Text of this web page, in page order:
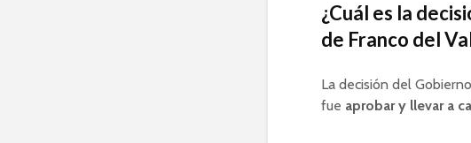
¿Cuál es la
de Franco del
La decisión del
fue aprobar y llevar a